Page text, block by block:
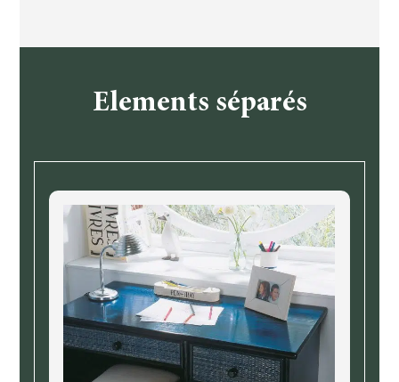
Elements séparés